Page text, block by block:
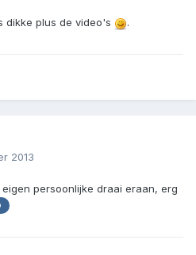
dikke plus de video's .
2013
persoonlijke draai eraan, erg